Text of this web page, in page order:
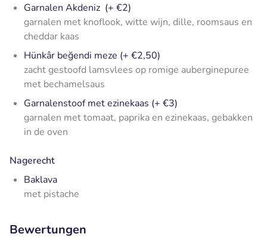
Garnalen Akdeniz (+ €2)
garnalen met knoflook, witte wijn, dille, roomsaus en
cheddar kaas
Hünkâr beğendi meze (+ €2,50)
zacht gestoofd lamsvlees op romige auberginepuree
met bechamelsaus
Garnalenstoof met ezinekaas (+ €3)
garnalen met tomaat, paprika en ezinekaas, gebakken
in de oven
Nagerecht
Baklava
met pistache
Bewertungen